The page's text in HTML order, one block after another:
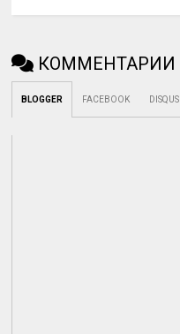
КОММЕНТАРИИ
BLOGGER FACEBOOK DISQUS